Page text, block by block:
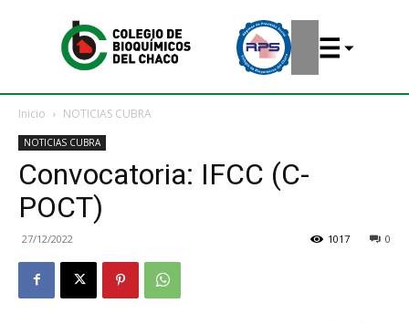
Inicio NOTICIAS CUBRA
NOTICIAS CUBRA
Convocatoria: IFCC (C-
POCT)
27/12/2022 0
1017